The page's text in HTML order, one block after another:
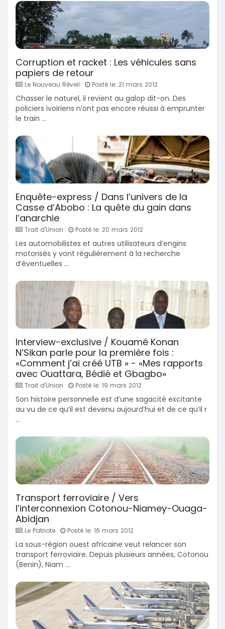
Corruption et racket : Les véhicules sans
papiers de retour
Le Nouveau Réveil Posté le: 21 mars 2012
Chasser le naturel, il revient au galop dit-on. Des
policiers ivoiriens n’ont pas encore réussi à emprunter
le train ...
Enquête-express / Dans l’univers de la
Casse d’Abobo : La quête du gain dans
l’anarchie
Trait d'Union Posté le: 20 mars 2012
Les automobilistes et autres utilisateurs d’engins
motorisés y vont régulièrement à la recherche
d’éventuelles ...
Interview-exclusive / Kouamé Konan
N’Sikan parle pour la première fois :
«Comment j’ai créé UTB » - «Mes rapports
avec Ouattara, Bédié et Gbagbo»
Trait d'Union Posté le: 19 mars 2012
Son histoire personnelle est d’une sagacité excitante
au vu de ce qu’il est devenu aujourd’hui et de ce qu’il r
...
Transport ferroviaire / Vers
l’interconnexion Cotonou-Niamey-Ouaga-
Abidjan
Le Patriote Posté le: 16 mars 2012
La sous-région ouest africaine veut relancer son
transport ferroviaire. Depuis plusieurs années, Cotonou
(Benin), Niam ...